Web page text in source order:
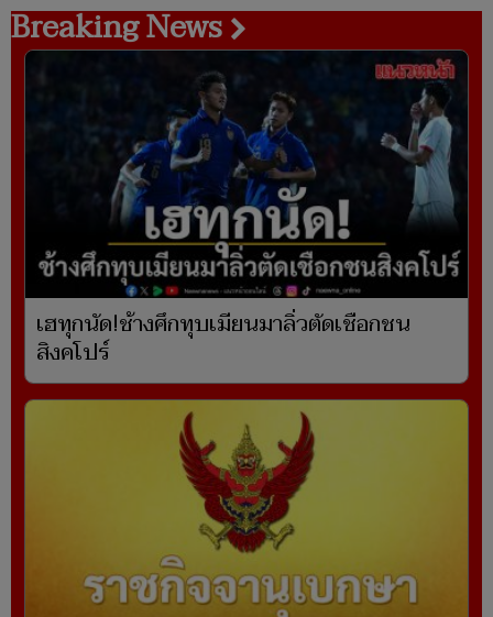
Breaking News
เฮทุกนัด!ช้างศึกทุบเมียนมาลิ่วตัดเชือกชน
สิงคโปร์